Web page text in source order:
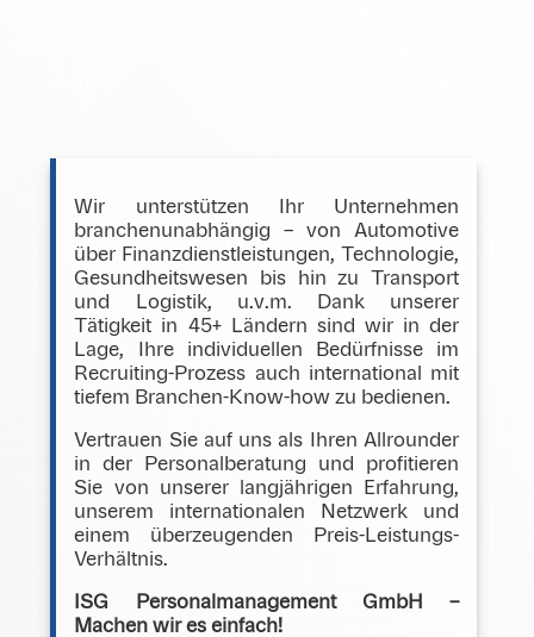
Wir unterstützen Ihr Unternehmen
branchenunabhängig – von Automotive
über Finanzdienstleistungen, Technologie,
Gesundheitswesen bis hin zu Transport
und Logistik, u.v.m. Dank unserer
Tätigkeit in 45+ Ländern sind wir in der
Lage, Ihre individuellen Bedürfnisse im
Recruiting-Prozess auch international mit
tiefem Branchen-Know-how zu bedienen.
Vertrauen Sie auf uns als Ihren Allrounder
in der Personalberatung und profitieren
Sie von unserer langjährigen Erfahrung,
unserem internationalen Netzwerk und
einem überzeugenden Preis-Leistungs-
Verhältnis.
ISG Personalmanagement GmbH –
Machen wir es einfach!